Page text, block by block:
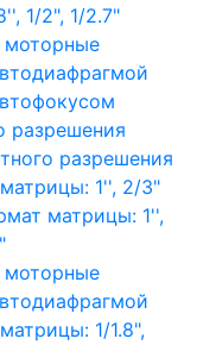
1/2", 1/2.7"
моторные
разрешения
разрешения
1'', 2/3"
матрицы: 1'',
моторные
1/1.8",